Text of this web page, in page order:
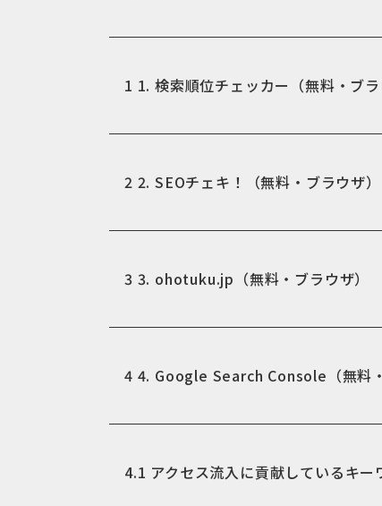
1 1. 検索順位チェッカー（無料・ブラ
2 2. SEOチェキ！（無料・ブラウザ）
3 3. ohotuku.jp（無料・ブラウザ）
4 4. Google Search Console（無料・
4.1 アクセス流入に貢献しているキ